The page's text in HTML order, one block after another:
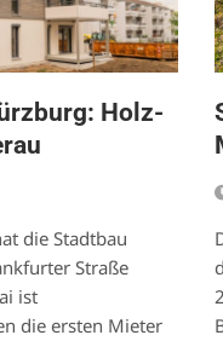
Holz-
die Stadtbau
Straße
ist
die ersten Mieter